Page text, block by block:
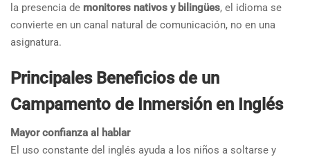
la presencia de monitores nativos y bilingües, el idioma se
convierte en un canal natural de comunicación, no en una
asignatura.
Principales Beneficios de un
Campamento de Inmersión en Inglés
Mayor confianza al hablar
El uso constante del inglés ayuda a los niños a soltarse y